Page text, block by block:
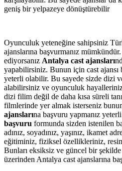
geniş bir yelpazeye dönüştürebilir
Oyunculuk yeteneğine sahipsiniz
ajanslarına başvurmanız
ediyorsanız Antalya cast ajansları
yapabilirsiniz. Bunun için cast ajansı
yeterli olabilir. Bu sayede sizde dizi
alabilirsiniz ve oyunculuk
dizi filim değil de daha kısa süreli
filmlerinde yer almak isterseniz
ajanslarına başvuru yapmanız
başvuru formunda sizden istenilen
adınız, soyadınız, yaşınız, ikamet
eğitiminiz, fiziksel özellikleriniz,
Bunları eksiksiz ve güncel bir
üzerinden Antalya cast ajanslarına